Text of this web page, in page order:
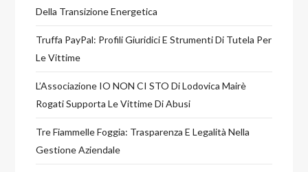
Della Transizione Energetica
Truffa PayPal: Profili Giuridici E Strumenti Di Tutela Per
Le Vittime
L’Associazione IO NON CI STO Di Lodovica Mairè
Rogati Supporta Le Vittime Di Abusi
Tre Fiammelle Foggia: Trasparenza E Legalità Nella
Gestione Aziendale